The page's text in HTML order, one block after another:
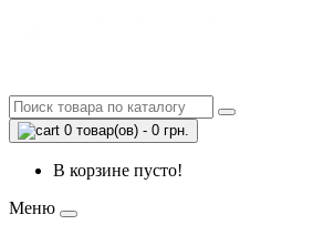
0 товар(ов) - 0 грн.
В корзине пусто!
Меню